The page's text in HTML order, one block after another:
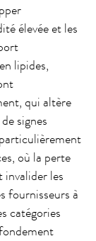
élevée et les
lipides,
qui altère
signes
où la perte
les
fournisseurs à
catégories